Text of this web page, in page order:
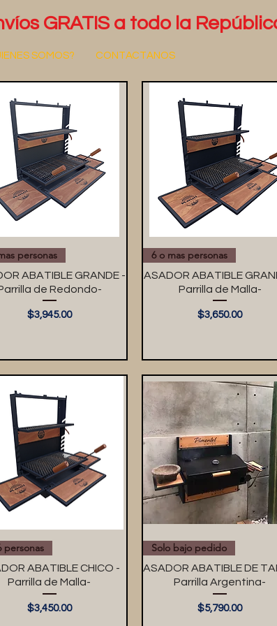
GRATIS a todo la
SOMOS? CONTACTANOS
personas
ABATIBLE GRANDE -
de Redondo-
Precio
$3,945.00
6 o mas personas
ASADOR ABATIBLE
Parrilla de Malla-
Precio
$3,650.00
personas
ABATIBLE CHICO -
Parrilla de Malla-
Precio
$3,450.00
Solo bajo pedido
ASADOR ABATIBLE DE
Parrilla Argentina-
Precio
$5,790.00